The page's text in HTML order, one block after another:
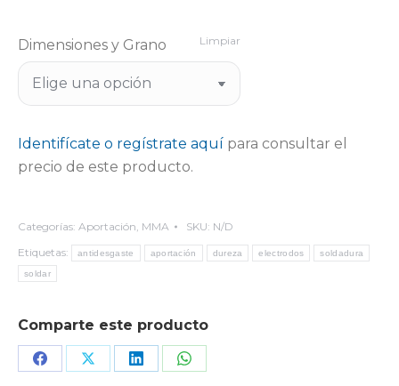
Dimensiones y Grano Limpiar
Identifícate o regístrate aquí para consultar el
precio de este producto.
Categorías: Aportación, MMA SKU: N/D
Etiquetas:
antidesgaste aportación dureza electrodos soldadura
soldar
Comparte este producto
Share Share Share Share